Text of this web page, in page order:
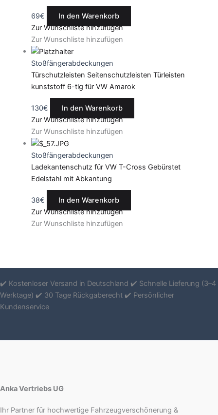
69€
In den Warenkorb
Zur Wunschliste hinzufügen
Zur Wunschliste hinzufügen
Stoßfängerabdeckungen
Türschutzleisten Seitenschutzleisten Türleisten
kunststoff 6-tlg für VW Amarok
130€
In den Warenkorb
Zur Wunschliste hinzufügen
Zur Wunschliste hinzufügen
Stoßfängerabdeckungen
Ladekantenschutz für VW T-Cross Gebürstet
Edelstahl mit Abkantung
38€
In den Warenkorb
Zur Wunschliste hinzufügen
Zur Wunschliste hinzufügen
✔️ Kostenloser Versand in Deutschland ✔️ Schnelle Lieferung (3–4
Werktage) ✔️ 30 Tage Rückgaberecht ✔️ Persönlicher
Kundenservice
Anka Vertriebs UG
Ihr Partner für hochwertige Fahrzeugverschönerung &